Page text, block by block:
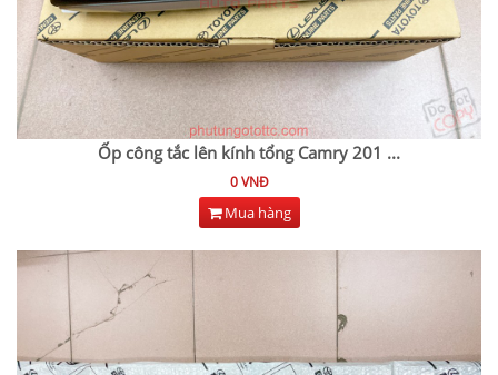
Ốp công tắc lên kính tổng Camry 201 ...
0 VNĐ
Mua hàng